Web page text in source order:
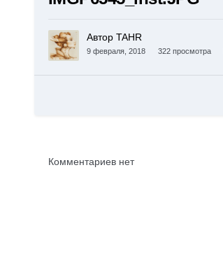
Автор TAHR
9 февраля, 2018 322 просмотра
Комментариев нет